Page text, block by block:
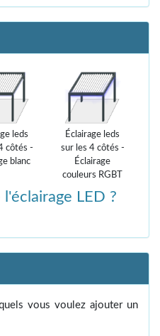
leds
côtés -
blanc
Éclairage leds
sur les 4 côtés -
Éclairage
couleurs RGBT
LED ?
vous voulez ajouter un